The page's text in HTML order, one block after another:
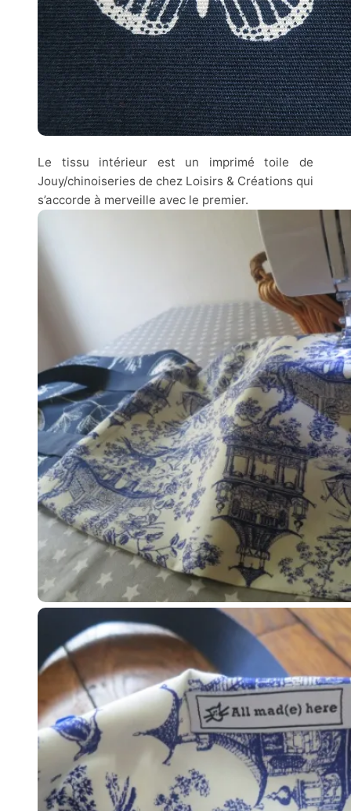
Le tissu intérieur est un imprimé toile de
Jouy/chinoiseries de chez Loisirs & Créations qui
s’accorde à merveille avec le premier.